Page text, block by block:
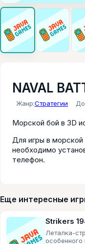
NAVAL
Жанр:Стратегии
Морской бой в 3D
Для игры в морской
необходимо
телефон.
Еще интересные
Strikers
Леталка-
особенного